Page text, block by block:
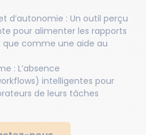
d’autonomie : Un outil perçu
pour alimenter les rapports
comme une aide au
: L’absence
intelligentes pour
de leurs tâches